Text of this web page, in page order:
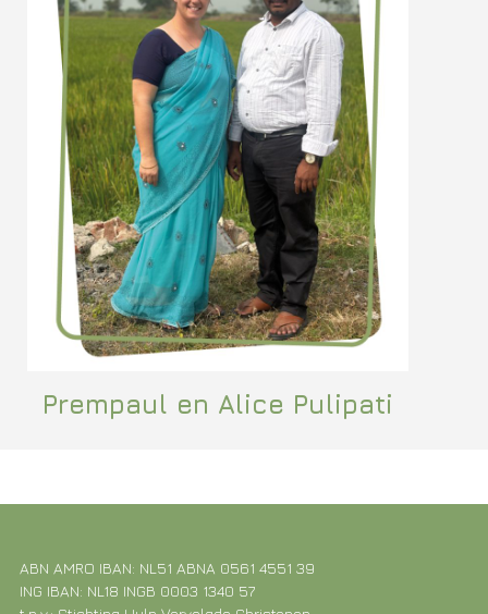
Prempaul en Alice Pulipati
ABN AMRO IBAN: NL51 ABNA 0561 4551 39
ING IBAN: NL18 INGB 0003 1340 57